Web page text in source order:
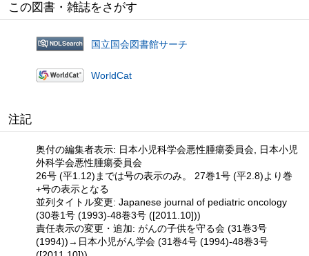
この図書・雑誌をさがす
国立国会図書館サーチ
WorldCat
注記
奥付の編集者表示: 日本小児科学会悪性腫瘍委員会, 日本小児
外科学会悪性腫瘍委員会
26号 (平1.12)までは号の表示のみ。 27巻1号 (平2.8)より巻
+号の表示となる
並列タイトル変更: Japanese journal of pediatric oncology
(30巻1号 (1993)-48巻3号 ([2011.10]))
責任表示の変更・追加: がんの子供を守る会 (31巻3号
(1994))→日本小児がん学会 (31巻4号 (1994)-48巻3号